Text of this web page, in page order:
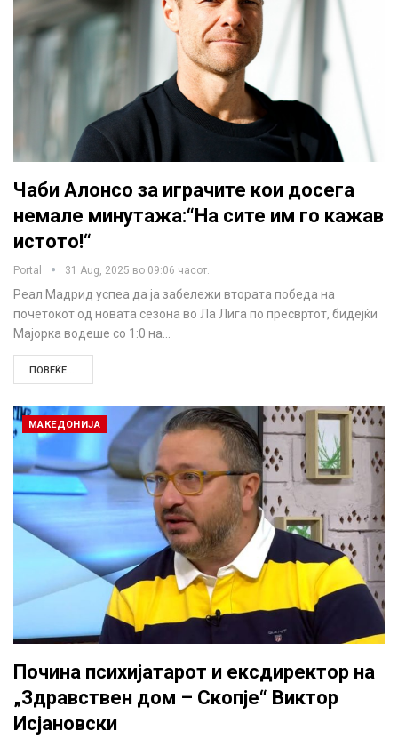
Чаби Алонсо за играчите кои досега
немале минутажа:“На сите им го кажав
истото!“
Portal 31 Aug, 2025 во 09:06 часот.
Реал Мадрид успеа да ја забележи втората победа на
почетокот од новата сезона во Ла Лига по пресвртот, бидејќи
Мајорка водеше со 1:0 на…
ПОВЕЌЕ ...
МАКЕДОНИЈА
Почина психијатарот и ексдиректор на
„Здравствен дом – Скопје“ Виктор
Исјановски